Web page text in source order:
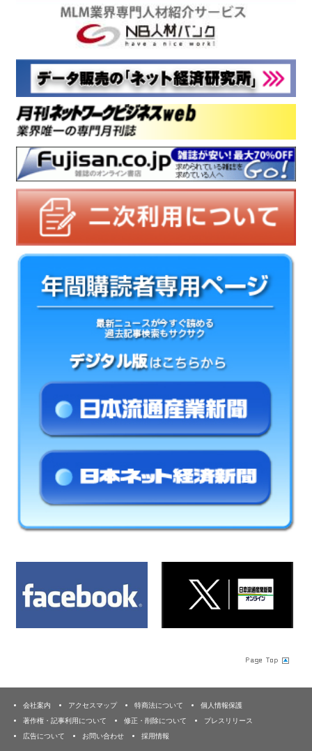
会社案内 アクセスマップ 特商法について
個人情報保護
著作権・記事利用について
修正・削除について
プレスリリース
広告について
お問い合わせ 採用情報